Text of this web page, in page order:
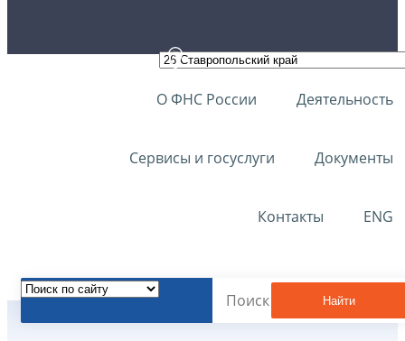
О ФНС России Деятельность
Сервисы и госуслуги Документы
Контакты ENG
Найти